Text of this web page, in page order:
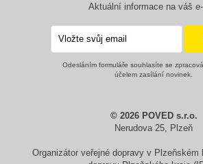
Aktuální informace na váš
Odesláním formuláře souhlasíte se
účelem zasílání novinek.
© 2026 POVED s.r.o.
Nerudova 25, Plzeň
Organizátor veřejné dopravy v Plzeňském